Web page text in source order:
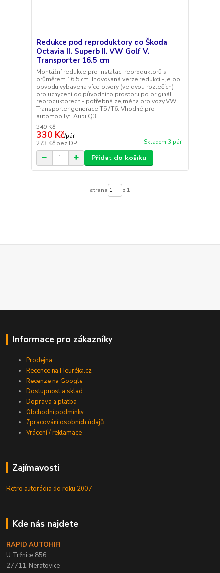
Redukce pod reproduktory do Škoda
Octavia II. Superb II. VW Golf V.
Transporter 16.5 cm
Montážní redukce pro instalaci reproduktorů s
průměrem 16.5 cm. Inovovaná verze redukcí - je po
obvodu vybavena více otvory (ve dvou roztečích)
pro uchycení do původního prostoru po originál.
reproduktorech - potřebné zejména pro vozy VW
Transporter generace T5 / T6. Vhodné pro
automobily: Audi Q3...
349 Kč
330 Kč/pár
273 Kč bez DPH Skladem 3 pár
Přidat do košíku
strana z 1
Informace pro zákazníky
Prodejna
Recence na Heuréka.cz
Recenze na Google
Dostupnost a sklad
Doprava a platba
Obchodní podmínky
Zpracování osobních údajů
Vrácení / reklamace
Zajímavosti
Retro autorádia do roku 2007
Kde nás najdete
RAPID AUTOHIFI
U Tržnice 856
27711, Neratovice